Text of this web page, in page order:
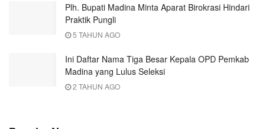
Plh. Bupati Madina Minta Aparat Birokrasi Hindari
Praktik Pungli
5 TAHUN AGO
Ini Daftar Nama Tiga Besar Kepala OPD Pemkab
Madina yang Lulus Seleksi
2 TAHUN AGO